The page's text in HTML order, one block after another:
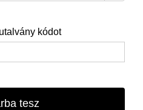
kódot
tesz